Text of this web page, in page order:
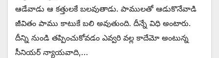
ఆడేవాడు ఆ కత్తులకే బలవుతాడు. పాములతో ఆడుకొనేవాడి
జీవితం పాము కాటుకే బలి అవుతుంది. దీన్నే విధి అంటారు.
దీన్ని నుండి తప్పించుకోవడం ఎవ్వరి వల్ల కాదేమో అంటున్న
సీనియర్ న్యాయవాది,…